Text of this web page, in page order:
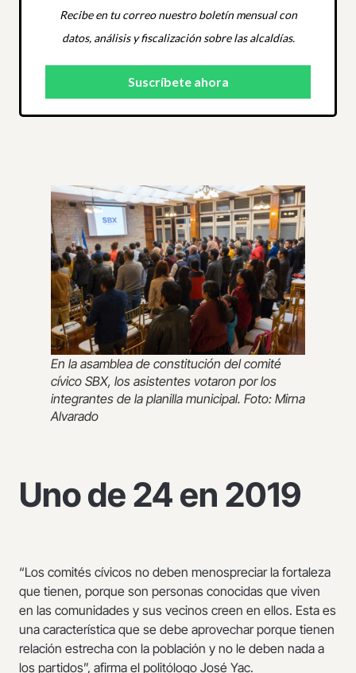
Recibe en tu correo nuestro boletín mensual con
datos, análisis y fiscalización sobre las alcaldías.
En la asamblea de constitución del comité
cívico SBX, los asistentes votaron por los
integrantes de la planilla municipal. Foto: Mirna
Alvarado
Uno de 24 en 2019
“Los comités cívicos no deben menospreciar la fortaleza
que tienen, porque son personas conocidas que viven
en las comunidades y sus vecinos creen en ellos. Esta es
una característica que se debe aprovechar porque tienen
relación estrecha con la población y no le deben nada a
los partidos”, afirma el politólogo José Yac.